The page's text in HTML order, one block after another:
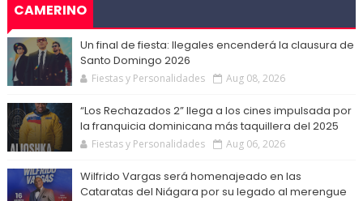
CAMERINO
Un final de fiesta: Ilegales encenderá la clausura de
Santo Domingo 2026
Fiestas y Personalidades Aug 08, 2026
“Los Rechazados 2” llega a los cines impulsada por
la franquicia dominicana más taquillera del 2025
Fiestas y Personalidades Aug 06, 2026
Wilfrido Vargas será homenajeado en las
Cataratas del Niágara por su legado al merengue